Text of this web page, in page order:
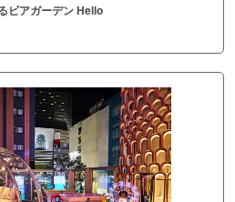
ビアガーデン Hello